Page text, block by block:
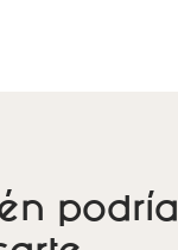
podría